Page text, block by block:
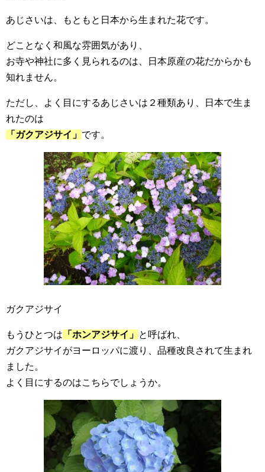
あじさいは、もともと日本から生まれた花です。
どことなく和風な雰囲気があり、
お寺や神社に多く見られるのは、日本原産の花だからかも
知れません。
ただし、よく目にするあじさいは２種類あり、日本で生ま
れたのは
「ガクアジサイ」 です。
ガクアジサイ
もうひとつは 「ホンアジサイ」 と呼ばれ、
ガクアジサイがヨーロッパに渡り、品種改良されて生まれ
ました。
よく目にするのはこちらでしょうか。